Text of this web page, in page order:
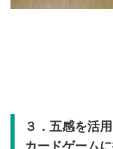
３．五感を活